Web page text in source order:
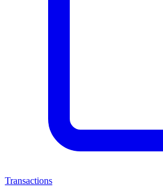
Transactions